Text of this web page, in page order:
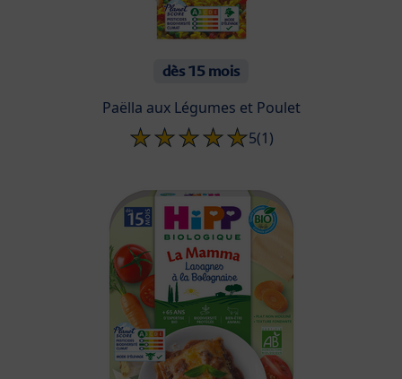
dès 15 mois
Paëlla aux Légumes et Poulet
5(1)